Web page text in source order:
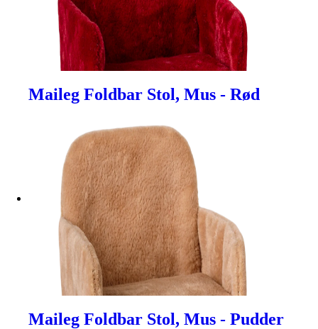
Maileg Foldbar Stol, Mus - Rød
Maileg Foldbar Stol, Mus - Pudder